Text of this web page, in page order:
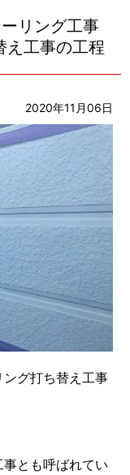
リング工事
工事の工程
2020年11月06日
グ打ち替え工事
とも呼ばれてい